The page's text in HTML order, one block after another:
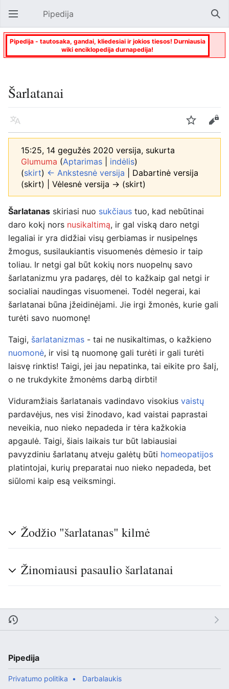
Atverti pagrindinį meniu Pipedija
Pipedija - tautosaka, gandai, kliedesiai ir jokios tiesos! Durniausia
wiki enciklopedija durnapedija!
Šarlatanai
Kalba Stebėti Keisti
15:25, 14 gegužės 2020 versija, sukurta
Glumuma (Aptarimas indėlis)
(skirt) ← Ankstesnė versija | Dabartinė versija
(skirt) | Vėlesnė versija → (skirt)
Šarlatanas skiriasi nuo sukčiaus tuo, kad nebūtinai
daro kokį nors nusikaltimą, ir gal viską daro netgi
legaliai ir yra didžiai visų gerbiamas ir nusipelnęs
žmogus, susilaukiantis visuomenės dėmesio ir taip
toliau. Ir netgi gal būt kokių nors nuopelnų savo
šarlatanizmu yra padaręs, dėl to kažkaip gal netgi ir
socialiai naudingas visuomenei. Todėl negerai, kai
šarlatanai būna įžeidinėjami. Jie irgi žmonės, kurie gali
turėti savo nuomonę!
Taigi, šarlatanizmas - tai ne nusikaltimas, o kažkieno
nuomonė, ir visi tą nuomonę gali turėti ir gali turėti
laisvę rinktis! Taigi, jei jau nepatinka, tai eikite pro šalį,
o ne trukdykite žmonėms darbą dirbti!
Viduramžiais šarlatanais vadindavo visokius vaistų
pardavėjus, nes visi žinodavo, kad vaistai paprastai
neveikia, nuo nieko nepadeda ir tėra kažkokia
apgaulė. Taigi, šiais laikais tur būt labiausiai
pavyzdiniu šarlatanų atveju galėtų būti homeopatijos
platintojai, kurių preparatai nuo nieko nepadeda, bet
siūlomi kaip esą veiksmingi.
Žodžio "šarlatanas" kilmė
Žinomiausi pasaulio šarlatanai
Pipedija
Privatumo politika Darbalaukis